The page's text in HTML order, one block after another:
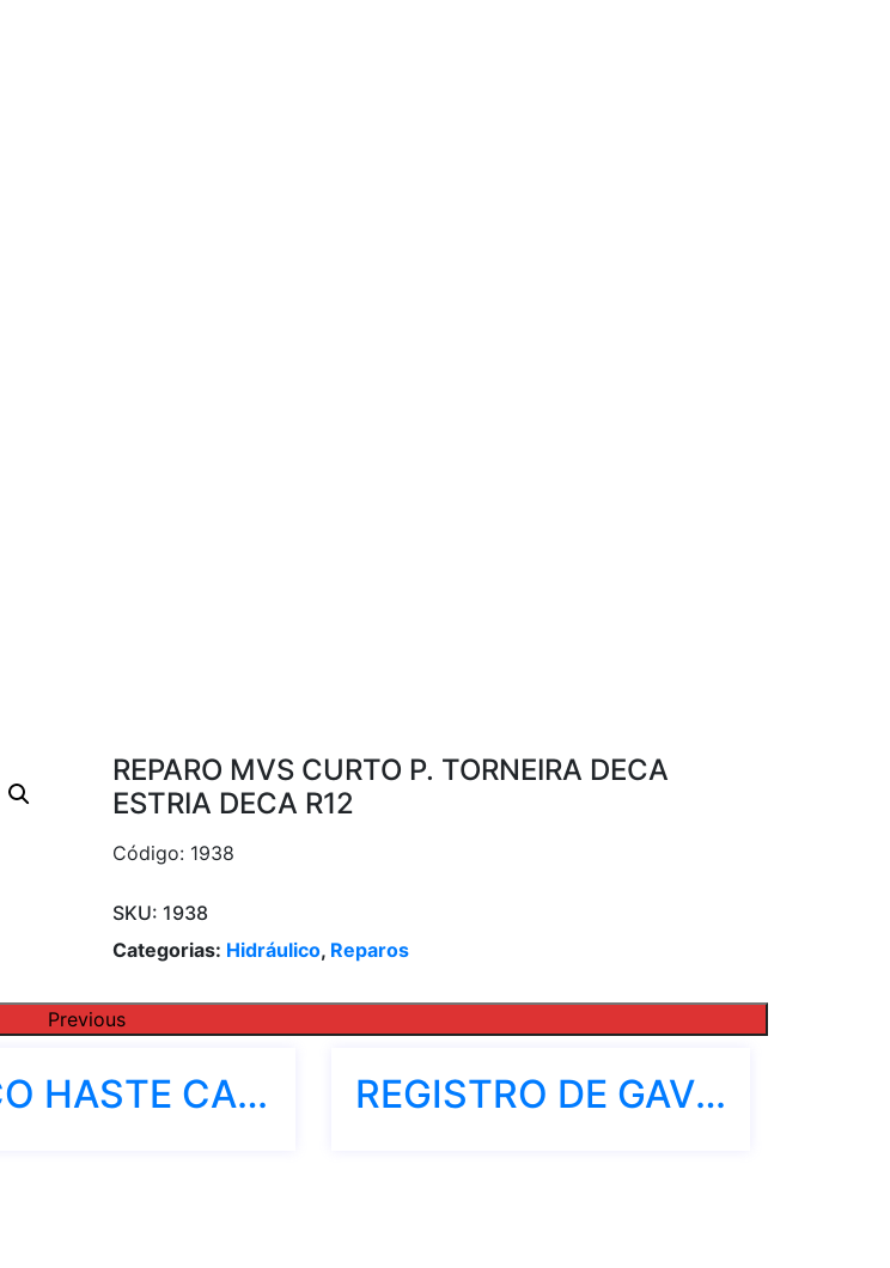
REPARO MVS CURTO P. TORNEIRA DECA
ESTRIA DECA R12
Código: 1938
SKU: 1938
Categorias: Hidráulico, Reparos
Previous
BRAÇO HASTE CANO TUBO PARA CHUVEIRO 40CM ALUMÍNIO REGISTRO DE GAVETA BASE 1 1/2